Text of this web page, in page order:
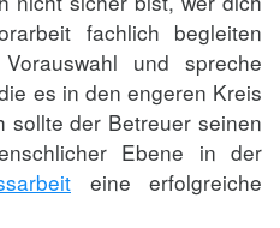
fachlich begleiten
und spreche
es in den engeren Kreis
sollte der Betreuer seinen
Ebene in der
eine erfolgreiche